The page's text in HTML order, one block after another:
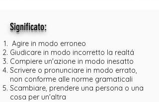
Significato:
Agire in modo erroneo
Giudicare in modo incorretto la realtá
Compiere un'azione in modo inesatto
Scrivere o pronunciare in modo errato,
non conforme alle norme gramaticali
Scambiare, prendere una persona o una
cosa per un'altra